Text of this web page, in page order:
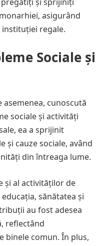
asigurând
regale.
Sociale și
asemenea, cunoscută
sociale și activități
ea a sprijinit
și cauze sociale, având
din întreaga lume.
și al activităților de
sănătatea și
au fost adesea
reflectând
binele comun. În plus,